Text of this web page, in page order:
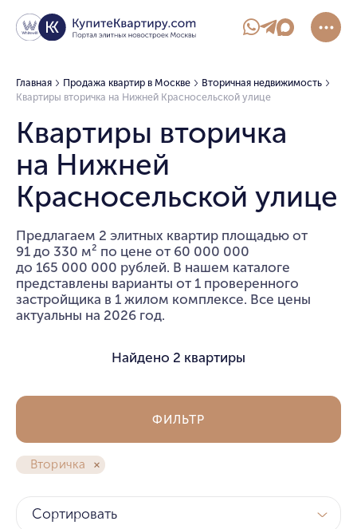
Главная Продажа квартир в Москве
Вторичная недвижимость
Квартиры вторичка на Нижней Красносельской улице
Квартиры вторичка
на Нижней
Красносельской улице
Предлагаем 2 элитных квартир площадью от
91 до 330 м² по цене от 60 000 000
до 165 000 000 рублей. В нашем каталоге
представлены варианты от 1 проверенного
застройщика в 1 жилом комплексе. Все цены
актуальны на 2026 год.
Найдено 2 квартиры
Вторичка
ФИЛЬТР
Сортировать